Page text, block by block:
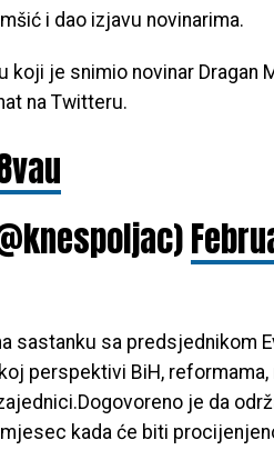
i dao izjavu novinarima.
koji je snimio novinar Dragan
na Twitteru.
sastanku sa predsjednikom
perspektivi BiH, reformama,
je da
kada će biti